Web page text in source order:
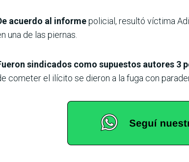
acuerdo al informepolicial, resultó víctima
una de las piernas.
sindicados como supuestos autores 3
cometer el ilícito se dieron a la fuga con